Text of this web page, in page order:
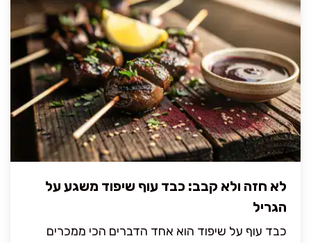
לא חזה ולא קבב: כבד עוף שיפוד משגע על
הגריל
כבד עוף על שיפוד הוא אחד הדברים הכי ממכרים